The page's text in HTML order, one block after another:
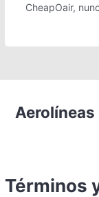
CheapOair,
Términos